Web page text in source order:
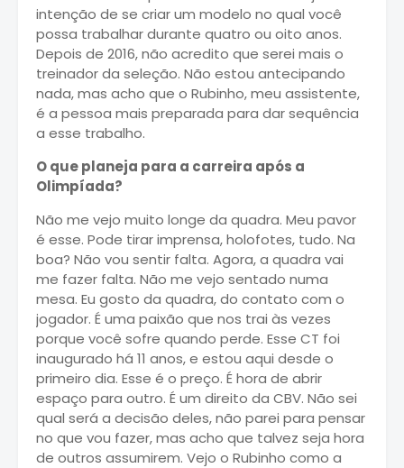
intenção de se criar um modelo no qual você
possa trabalhar durante quatro ou oito anos.
Depois de 2016, não acredito que serei mais o
treinador da seleção. Não estou antecipando
nada, mas acho que o Rubinho, meu assistente,
é a pessoa mais preparada para dar sequência
a esse trabalho.
O que planeja para a carreira após a
Olimpíada?
Não me vejo muito longe da quadra. Meu pavor
é esse. Pode tirar imprensa, holofotes, tudo. Na
boa? Não vou sentir falta. Agora, a quadra vai
me fazer falta. Não me vejo sentado numa
mesa. Eu gosto da quadra, do contato com o
jogador. É uma paixão que nos trai às vezes
porque você sofre quando perde. Esse CT foi
inaugurado há 11 anos, e estou aqui desde o
primeiro dia. Esse é o preço. É hora de abrir
espaço para outro. É um direito da CBV. Não sei
qual será a decisão deles, não parei para pensar
no que vou fazer, mas acho que talvez seja hora
de outros assumirem. Vejo o Rubinho como a